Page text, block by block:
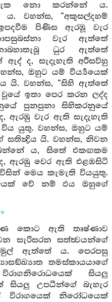
නො කරන්නේ ය.
වහන්ස, “අකුසල්දහම්
පිණිස ඇරඹූ වැර
වැර ඇත්තේ
ධුර ඇත්තේ
ද, සැදැහැති අරීසව්හු
ඔහුට යම් වීර්‍ය්‍යයෙක්
යි. වහන්ස, “සිහි ඇත්තේ
ඉතා පෙර කරන ලද්ද
පුනපුනා සිහිකරනුයේ
වැර ඇති සැදැහැති
යුතු. වහන්ස, ඔහුට යම්
යි. වහන්ස, නිවන
ය, සිතේ එකඟකම
ඇරඹු වෙර ඇති එළඹසිටි
මෙය කැමැති වියයුතු.
වේ නම් ඵය ඔහුගේ
කොට ඇති තෘෂ්ණාව
සැරිසරන සත්ත්‍වයන්ගේ
ඇත්තේ ය. පෙරපසු
තමස්කායයාගේ
සියලු
සියලු උපධීන්ගේ බැහැර
විරාගයෙක් නිරෝධයෙක්